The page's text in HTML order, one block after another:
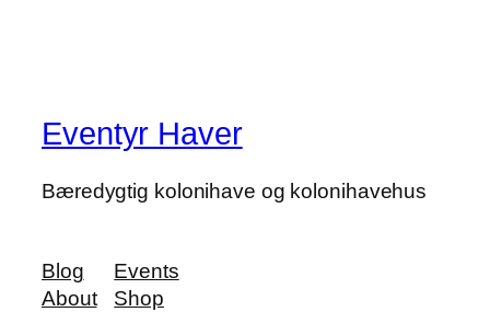
Eventyr Haver
Bæredygtig kolonihave og kolonihavehus
Blog
About
Events
Shop